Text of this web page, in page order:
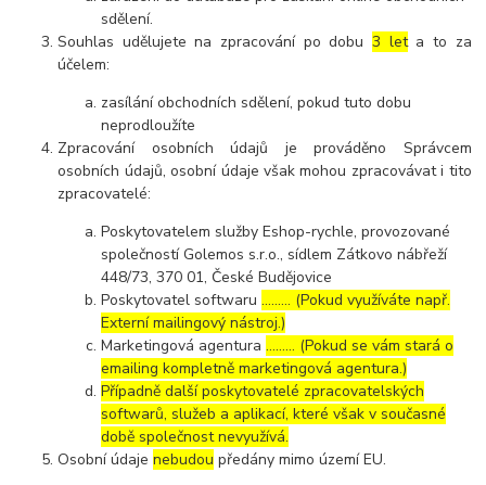
sdělení.
Souhlas udělujete na zpracování po dobu3 leta to za
účelem:
zasílání obchodních sdělení, pokud tuto dobu
neprodloužíte
Zpracování osobních údajů je prováděno Správcem
osobních údajů, osobní údaje však mohou zpracovávat i tito
zpracovatelé:
Poskytovatelem služby Eshop-rychle, provozované
společností Golemos s.r.o., sídlem Zátkovo nábřeží
448/73, 370 01, České Budějovice
Poskytovatel softwaru……… (Pokud využíváte např.
Externí mailingový nástroj.)
Marketingová agentura……… (Pokud se vám stará o
emailing kompletně marketingová agentura.)
Případně další poskytovatelé zpracovatelských
softwarů, služeb a aplikací, které však v současné
době společnost nevyužívá.
Osobní údajenebudou předány mimo území EU.